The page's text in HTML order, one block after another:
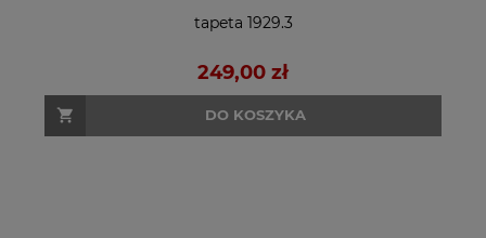
tapeta 1929.3
249,00 zł
DO KOSZYKA